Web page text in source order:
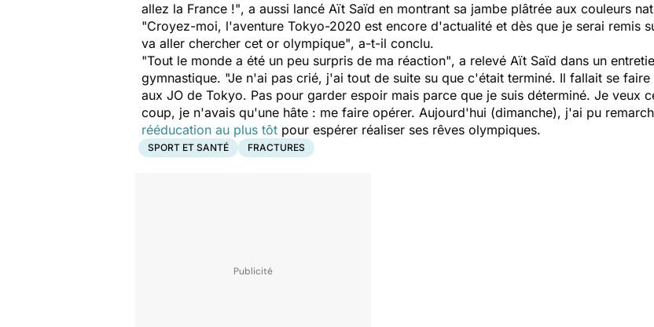
allez la France !", a aussi lancé Aït Saïd en montrant sa jambe plâtrée aux couleurs
"Croyez-moi, l'aventure Tokyo-2020 est encore d'actualité et dès que je serai remis
va aller chercher cet or olympique", a-t-il conclu.
"Tout le monde a été un peu surpris de ma réaction", a relevé Aït Saïd dans un
gymnastique. "Je n'ai pas crié, j'ai tout de suite su que c'était terminé. Il fallait se
aux JO de Tokyo. Pas pour garder espoir mais parce que je suis déterminé. Je veux
coup, je n'avais qu'une hâte : me faire opérer. Aujourd'hui (dimanche), j'ai pu
rééducation au plus tôt pour espérer réaliser ses rêves olympiques.
SPORT ET SANTÉ FRACTURES